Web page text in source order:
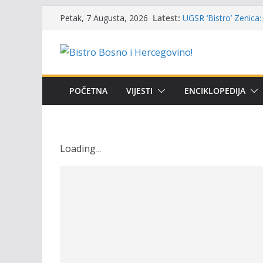
content
Petak, 7 Augusta, 2026 Latest: UGSR ‘Bistro’
i amura’
osobe sa
Održan 15.
POČETNA VIJESTI ENCIKLOPEDIJA
Loading...